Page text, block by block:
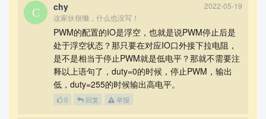
chy
2022-05-19
这家伙很懒，什么也没写！
PWM的配置的IO是浮空，也就是说PWM停止后是
处于浮空状态？那只要在对应IO口外接下拉电阻，
是不是相当于停止PWM就是低电平？那就不需要注
释以上语句了，duty=0的时候，停止PWM，输出
低，duty=255的时候输出高电平。
0 回复 举报